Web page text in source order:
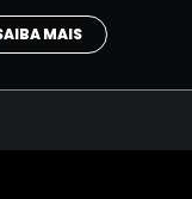
MAIS